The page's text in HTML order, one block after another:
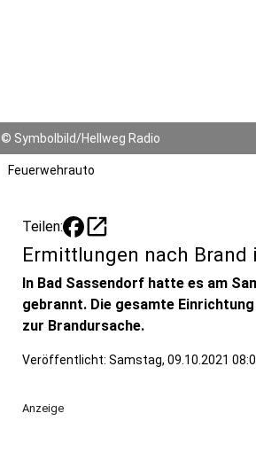
© Symbolbild/Hellweg Radio
Feuerwehrauto
Teilen: open_in_new
Ermittlungen nach Brand
In Bad Sassendorf hatte es am
gebrannt. Die gesamte
zur Brandursache.
Veröffentlicht: Samstag, 09.10.2021
Anzeige